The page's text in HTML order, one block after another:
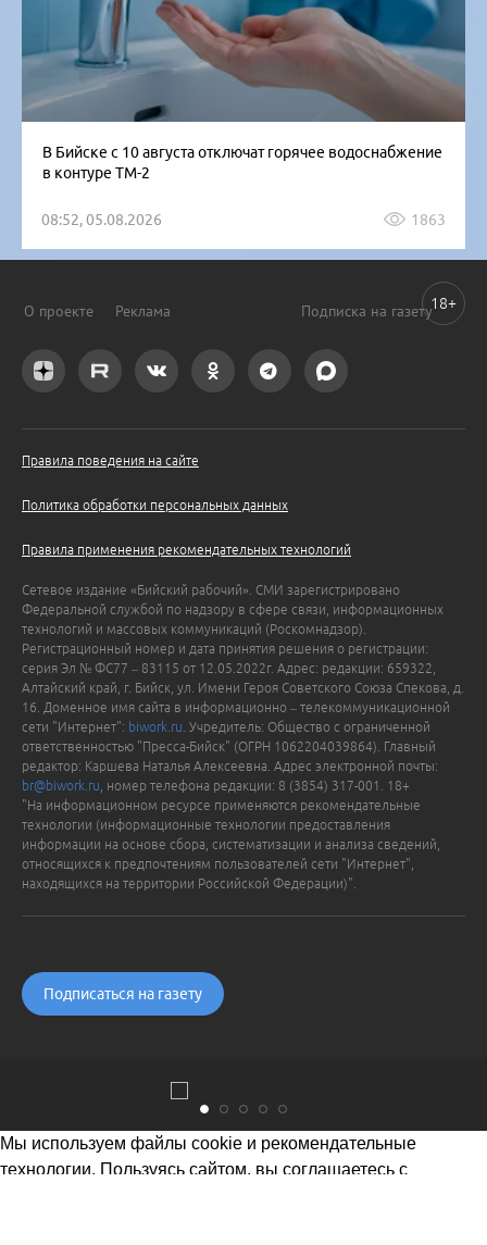
В Бийске с 10 августа отключат горячее водоснабжение
в контуре ТМ-2
08:52, 05.08.2026 1863
О проекте Реклама Подписка на газету
Правила поведения на сайте
Политика обработки персональных данных
Правила применения рекомендательных технологий
Сетевое издание «Бийский рабочий». СМИ зарегистрировано
Федеральной службой по надзору в сфере связи, информационных
технологий и массовых коммуникаций (Роскомнадзор).
Регистрационный номер и дата принятия решения о регистрации:
серия Эл № ФС77 – 83115 от 12.05.2022г. Адрес: редакции: 659322,
Алтайский край, г. Бийск, ул. Имени Героя Советского Союза Спекова, д.
16. Доменное имя сайта в информационно – телекоммуникационной
сети "Интернет": biwork.ru . Учредитель: Общество с ограниченной
ответственностью "Пресса-Бийск" (ОГРН 1062204039864). Главный
редактор: Каршева Наталья Алексеевна. Адрес электронной почты:
br@biwork.ru , номер телефона редакции: 8 (3854) 317-001. 18+
"На информационном ресурсе применяются рекомендательные
технологии (информационные технологии предоставления
информации на основе сбора, систематизации и анализа сведений,
относящихся к предпочтениям пользователей сети "Интернет",
находящихся на территории Российской Федерации)".
Подписаться на газету
18+
Мы используем файлы cookie и рекомендательные
технологии. Пользуясь сайтом, вы соглашаетесь с